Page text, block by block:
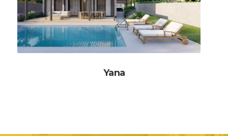
Yana